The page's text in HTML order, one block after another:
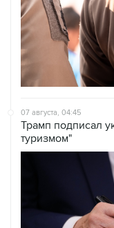
07 августа, 04:45
Трамп подписал
туризмом"